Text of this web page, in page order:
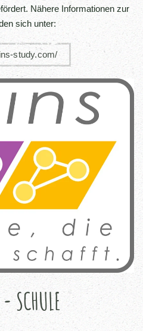
Nähere Informationen zur
sich unter:
study.com/
SCHULE